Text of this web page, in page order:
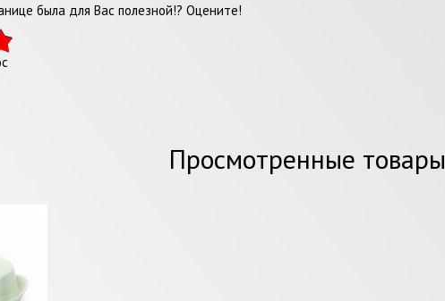
была для Вас полезной!? Оцените!
Просмотренные товары